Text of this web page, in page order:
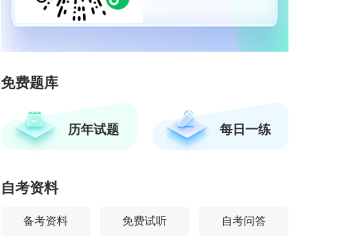
免费题库
历年试题 每日一练
自考资料
备考资料 免费试听 自考问答